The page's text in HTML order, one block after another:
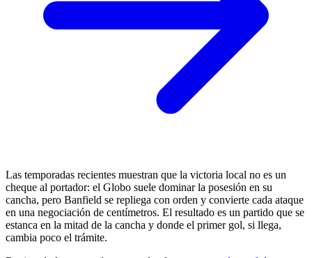
Las temporadas recientes muestran que la victoria local no es un
cheque al portador: el Globo suele dominar la posesión en su
cancha, pero Banfield se repliega con orden y convierte cada ataque
en una negociación de centímetros. El resultado es un partido que se
estanca en la mitad de la cancha y donde el primer gol, si llega,
cambia poco el trámite.